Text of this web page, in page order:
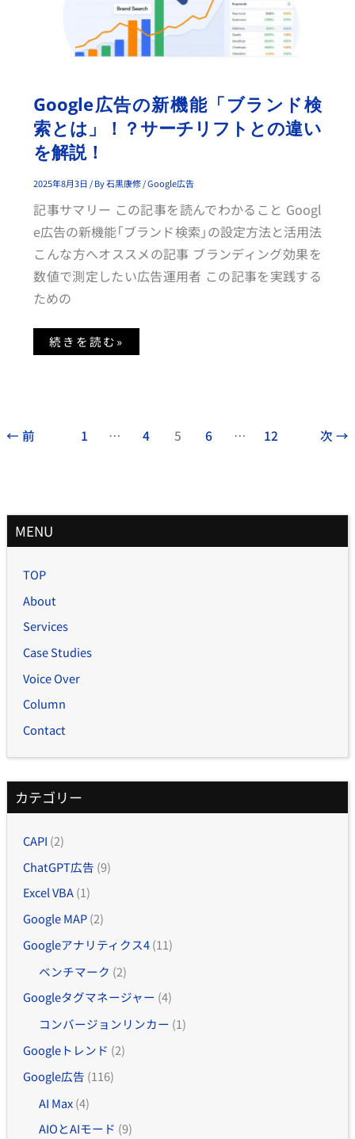
Google広告の新機能「ブランド検
索とは」！？サーチリフトとの違い
を解説！
2025年8月3日 / By石黒康修/Google広告
記事サマリー この記事を読んでわかること Googl
e広告の新機能「ブランド検索」の設定方法と活用法
こんな方へオススメの記事 ブランディング効果を
数値で測定したい広告運用者 この記事を実践する
ための
検
索
と
は」！？
サ
ー
チ
リ
フ
と
の
違
い
を
説！
続きを読む»
← 前 1 … 4 5 6 … 12 次→
MENU
TOP
About
Services
Case Studies
Voice Over
Column
Contact
カテゴリー
CAPI (2)
ChatGPT広告 (9)
Excel VBA(1)
Google MAP(2)
Googleアナリティクス4(11)
ベンチマーク (2)
Googleタグマネージャー (4)
コンバージョンリンカー (1)
Googleトレンド (2)
Google広告 (116)
AI Max(4)
AIOとAIモード (9)
月
別
記
事